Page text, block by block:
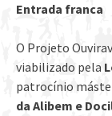
Entrada franca
O Projeto
viabilizado pela
patrocínio
da Alibem e